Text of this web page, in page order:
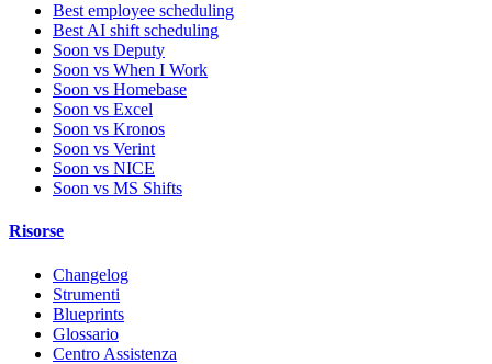
Best employee scheduling
Best AI shift scheduling
Soon vs Deputy
Soon vs When I Work
Soon vs Homebase
Soon vs Excel
Soon vs Kronos
Soon vs Verint
Soon vs NICE
Soon vs MS Shifts
Risorse
Changelog
Strumenti
Blueprints
Glossario
Centro Assistenza